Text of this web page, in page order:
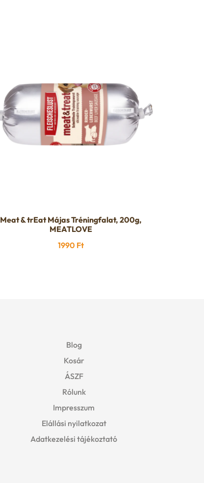
Meat & trEat Májas Tréningfalat, 200g,
MEATLOVE
1990 Ft
Blog
Kosár
ÁSZF
Rólunk
Impresszum
Elállási nyilatkozat
Adatkezelési tájékoztató